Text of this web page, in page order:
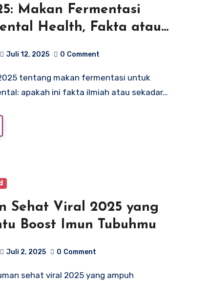
Makan Fermentasi
Health, Fakta atau
Juli 12, 2025 0 Comment
apakah ini fakta ilmiah atau sekadar…
Sehat Viral 2025 yang
Boost Imun Tubuhmu
Juli 2, 2025 0 Comment